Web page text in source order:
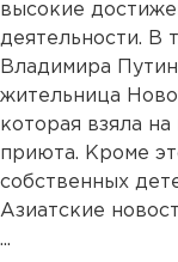
высокие
деятельности. В
Владимира
жительница
которая взяла
приюта. Кроме
собственных
Азиатские
...